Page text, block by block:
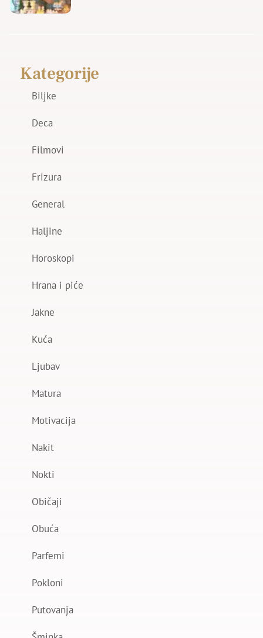
Kategorije
Biljke
Deca
Filmovi
Frizura
General
Haljine
Horoskopi
Hrana i piće
Jakne
Kuća
Ljubav
Matura
Motivacija
Nakit
Nokti
Običaji
Obuća
Parfemi
Pokloni
Putovanja